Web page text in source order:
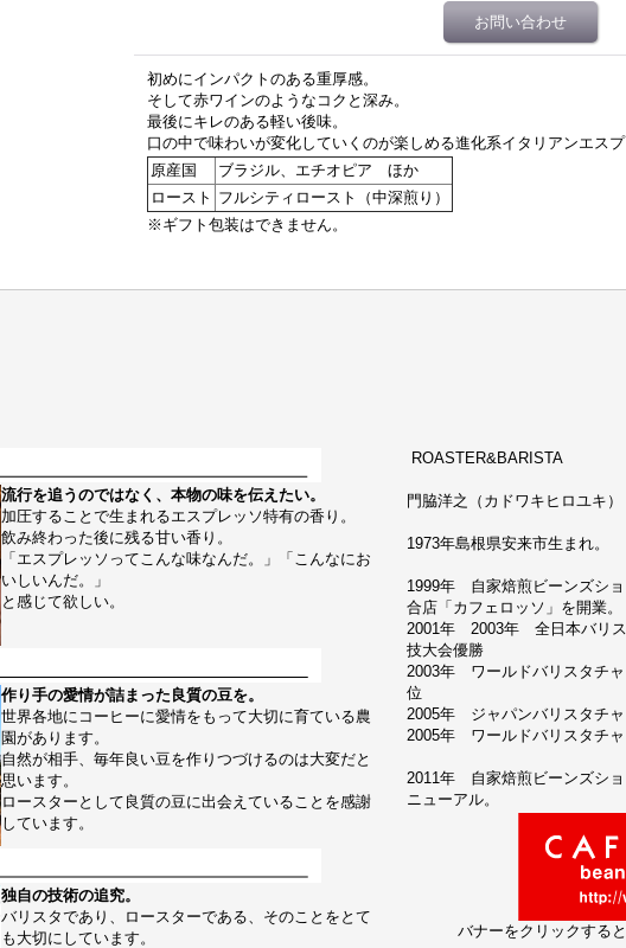
お問い合わせ
初めにインパクトのある重厚感。
そして赤ワインのようなコクと深み。
最後にキレのある軽い後味。
口の中で味わいが変化していくのが楽しめる進化系イタリアンエス
原産国
ブラジル、エチオピア ほか
ロースト フルシティロースト（中深煎り）
※ギフト包装はできません。
流行を追うのではなく、本物の味を伝えたい。
加圧することで生まれるエスプレッソ特有の香り。
飲み終わった後に残る甘い香り。
「エスプレッソってこんな味なんだ。」「こんなにお
いしいんだ。」
と感じて欲しい。
作り手の愛情が詰まった良質の豆を。
世界各地にコーヒーに愛情をもって大切に育ている農
園があります。
自然が相手、毎年良い豆を作りつづけるのは大変だと
思います。
ロースターとして良質の豆に出会えていることを感謝
しています。
独自の技術の追究。
バリスタであり、ロースターである、そのことをとて
も大切にしています。
ROASTER&BARISTA
門脇洋之（カドワキヒロユキ
1973年島根県安来市生まれ。
1999年 自家焙煎ビーンズシ
合店「カフェロッソ」を開業。
2001年 2003年 全日本バリス
技大会優勝
2003年 ワールドバリスタチ
位
2005年 ジャパンバリスタチ
2005年 ワールドバリスタチャ
2011年 自家焙煎ビーンズシ
ニューアル。
バナーをクリックする